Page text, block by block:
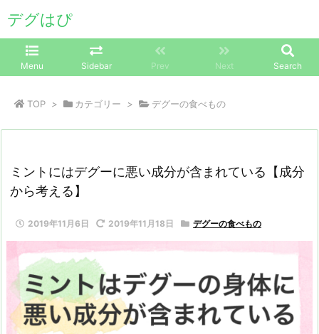
デグはぴ
Menu Sidebar Prev Next Search
TOP > カテゴリー > デグーの食べもの
ミントにはデグーに悪い成分が含まれている【成分
から考える】
2019年11月6日 2019年11月18日 デグーの食べもの